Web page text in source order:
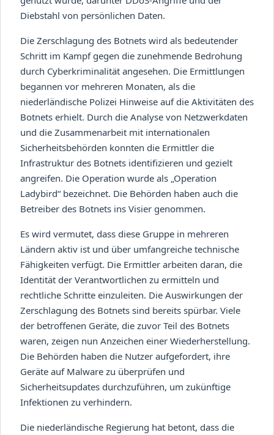
Diebstahl von persönlichen Daten.
Die Zerschlagung des Botnets wird als bedeutender
Schritt im Kampf gegen die zunehmende Bedrohung
durch Cyberkriminalität angesehen. Die Ermittlungen
begannen vor mehreren Monaten, als die
niederländische Polizei Hinweise auf die Aktivitäten des
Botnets erhielt. Durch die Analyse von Netzwerkdaten
und die Zusammenarbeit mit internationalen
Sicherheitsbehörden konnten die Ermittler die
Infrastruktur des Botnets identifizieren und gezielt
angreifen. Die Operation wurde als „Operation
Ladybird“ bezeichnet. Die Behörden haben auch die
Betreiber des Botnets ins Visier genommen.
Es wird vermutet, dass diese Gruppe in mehreren
Ländern aktiv ist und über umfangreiche technische
Fähigkeiten verfügt. Die Ermittler arbeiten daran, die
Identität der Verantwortlichen zu ermitteln und
rechtliche Schritte einzuleiten. Die Auswirkungen der
Zerschlagung des Botnets sind bereits spürbar. Viele
der betroffenen Geräte, die zuvor Teil des Botnets
waren, zeigen nun Anzeichen einer Wiederherstellung.
Die Behörden haben die Nutzer aufgefordert, ihre
Geräte auf Malware zu überprüfen und
Sicherheitsupdates durchzuführen, um zukünftige
Infektionen zu verhindern.
Die niederländische Regierung hat betont, dass die